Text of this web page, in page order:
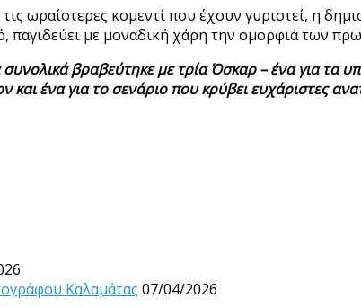
ωραίοτερες κομεντί που έχουν γυριστεί, η
παγιδεύει με μοναδική χάρη την ομορφιά των
συνολικά βραβεύτηκε με τρία Όσκαρ – ένα για τα
και ένα για το σενάριο που κρύβει ευχάριστες
Καλαμάτας 07/04/2026